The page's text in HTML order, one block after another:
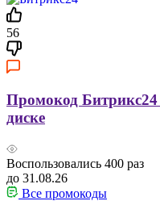
56
Промокод
диске
Воспользовались 400 раз
до 31.08.26
Все промокоды